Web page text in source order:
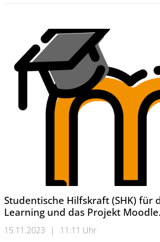
Studentische Hilfskraft (SHK) für
Learning und das Projekt
15.11.2023 |
11:11 Uhr